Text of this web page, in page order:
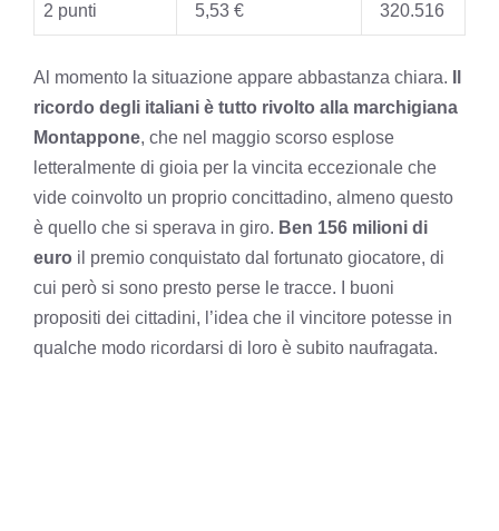
2 punti 5,53 € 320.516
Al momento la situazione appare abbastanza chiara.
ricordo degli italiani è tutto rivolto alla marchigiana
Montappone, che nel maggio scorso esplose
letteralmente di gioia per la vincita eccezionale che
vide coinvolto un proprio concittadino, almeno questo
è quello che si sperava in giro. Ben 156 milioni di
euro il premio conquistato dal fortunato giocatore, di
cui però si sono presto perse le tracce. I buoni
propositi dei cittadini, l’idea che il vincitore potesse in
qualche modo ricordarsi di loro è subito naufragata.